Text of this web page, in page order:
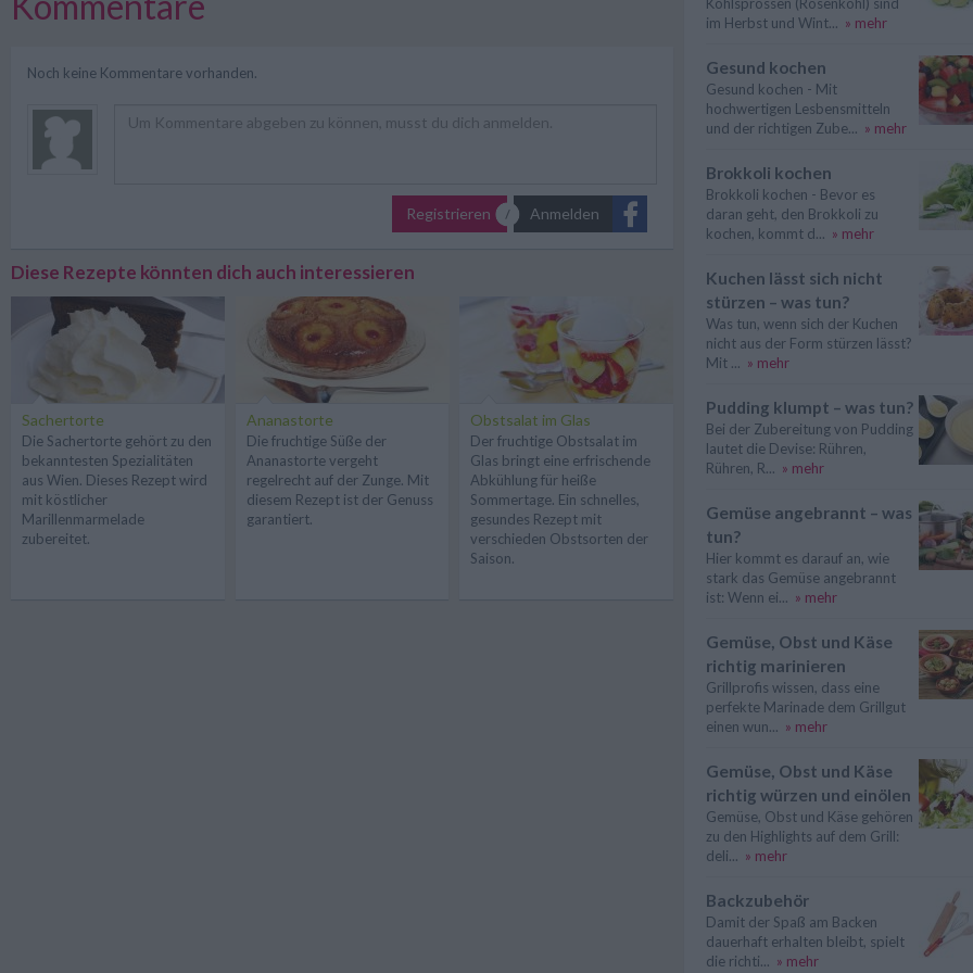
Noch keine Kommentare vorhanden.
Registrieren Anmelden
Diese Rezepte könnten dich auch interessieren
Sachertorte
Die Sachertorte gehört zu den
bekanntesten Spezialitäten
aus Wien. Dieses Rezept wird
mit köstlicher
Marillenmarmelade
zubereitet.
Ananastorte
Die fruchtige Süße der
Ananastorte vergeht
regelrecht auf der Zunge. Mit
diesem Rezept ist der Genuss
garantiert.
Obstsalat im Glas
Der fruchtige Obstsalat im
Glas bringt eine erfrischende
Abkühlung für heiße
Sommertage. Ein schnelles,
gesundes Rezept mit
verschieden Obstsorten der
Saison.
im Herbst und Wint... » mehr
Gesund kochen
Gesund kochen - Mit
hochwertigen Lesbensmitteln
und der richtigen Zube... » mehr
Brokkoli kochen
Brokkoli kochen - Bevor es
daran geht, den Brokkoli zu
kochen, kommt d... » mehr
Kuchen lässt sich nicht
stürzen – was tun?
Was tun, wenn sich der Kuchen
nicht aus der Form stürzen lässt?
Mit ... » mehr
Pudding klumpt – was tun?
Bei der Zubereitung von Pudding
lautet die Devise: Rühren,
Rühren, R... » mehr
Gemüse angebrannt – was
tun?
Hier kommt es darauf an, wie
stark das Gemüse angebrannt
ist: Wenn ei... » mehr
Gemüse, Obst und Käse
richtig marinieren
Grillprofis wissen, dass eine
perfekte Marinade dem Grillgut
einen wun... » mehr
Gemüse, Obst und Käse
richtig würzen und einölen
Gemüse, Obst und Käse gehören
zu den Highlights auf dem Grill:
deli... » mehr
Backzubehör
Damit der Spaß am Backen
dauerhaft erhalten bleibt, spielt
die richti... » mehr